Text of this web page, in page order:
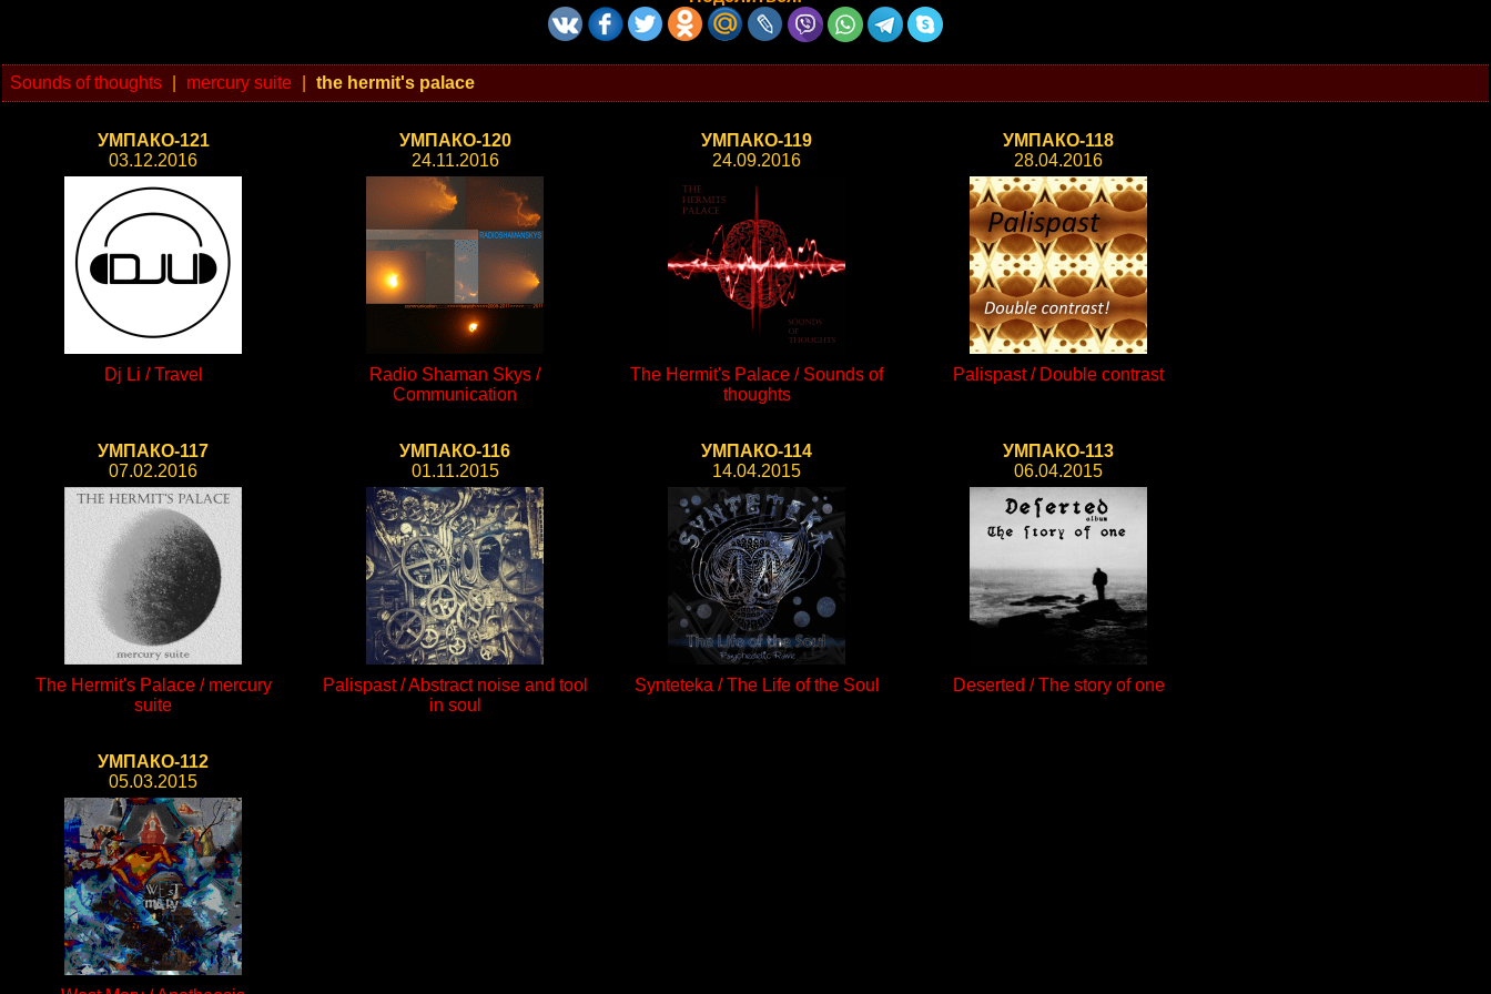
Sounds of thoughts mercury suite the hermit's palace
УМПАКО-121
03.12.2016
Dj Li / Travel
УМПАКО-120
24.11.2016
Radio Shaman Skys /
Communication
УМПАКО-119
24.09.2016
The Hermit's Palace / Sounds of
thoughts
УМПАКО-118
28.04.2016
Palispast / Double contrast
УМПАКО-117
07.02.2016
The Hermit's Palace / mercury
suite
УМПАКО-116
01.11.2015
Palispast / Abstract noise and tool
in soul
УМПАКО-114
14.04.2015
Synteteka / The Life of the Soul
УМПАКО-113
06.04.2015
Deserted / The story of one
УМПАКО-112
05.03.2015